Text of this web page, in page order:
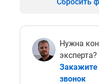
Нужна
эксперта?
звонок